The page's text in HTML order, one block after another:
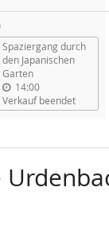
Spaziergang durch
den Japanischen
Garten
14:00
Verkauf beendet